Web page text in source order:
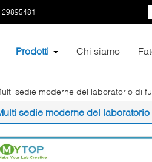
Prodotti Chi siamo
sedie moderne del laboratorio di
sedie moderne del